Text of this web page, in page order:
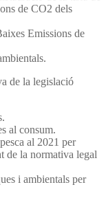
de CO2 dels
Emissions de
de la legislació
al consum.
al 2021 per
de la normativa legal
i ambientals per